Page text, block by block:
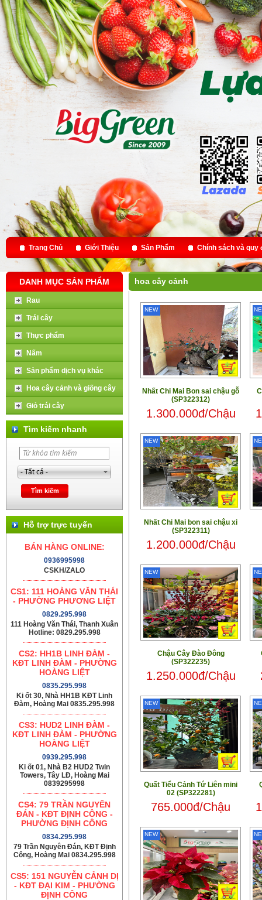
Trang Chủ Giới Thiệu Sản Phẩm Chính sách và quy
DANH MỤC SẢN PHẨM
Rau
Trái cây
Thực phẩm
Nấm
Sản phẩm dịch vụ khác
Hoa cây cảnh và giống cây
Giỏ trái cây
Tìm kiếm nhanh
Hỗ trợ trực tuyến
BÁN HÀNG ONLINE:
0936995998
CSKH/ZALO
CS1: 111 HOÀNG VĂN THÁI
- PHƯỜNG PHƯƠNG LIỆT
0829.295.998
111 Hoàng Văn Thái, Thanh Xuân
Hotline: 0829.295.998
CS2: HH1B LINH ĐÀM -
KĐT LINH ĐÀM - PHƯỜNG
HOÀNG LIỆT
0835.295.998
Ki ốt 30, Nhà HH1B KĐT Linh
Đàm, Hoàng Mai 0835.295.998
CS3: HUD2 LINH ĐÀM -
KĐT LINH ĐÀM - PHƯỜNG
HOÀNG LIỆT
0939.295.998
Ki ốt 01, Nhà B2 HUD2 Twin
Towers, Tây LĐ, Hoàng Mai
0839295998
CS4: 79 TRẦN NGUYÊN
ĐÁN - KĐT ĐỊNH CÔNG -
PHƯỜNG ĐỊNH CÔNG
0834.295.998
79 Trần Nguyên Đán, KĐT Định
Công, Hoàng Mai 0834.295.998
CS5: 151 NGUYỄN CẢNH DỊ
- KĐT ĐẠI KIM - PHƯỜNG
ĐỊNH CÔNG
hoa cây cảnh
Nhất Chi Mai Bon sai chậu gỗ
(SP322312)
1.300.000đ/Chậu
NEW
Nhất Chi Mai bon sai chậu xi
(SP322311)
1.200.000đ/Chậu
NEW
Chậu Cây Đào Đông
(SP322235)
1.250.000đ/Chậu
NEW
Quất Tiểu Cảnh Tứ Liên mini
02 (SP322281)
765.000đ/Chậu
NEW
NEW